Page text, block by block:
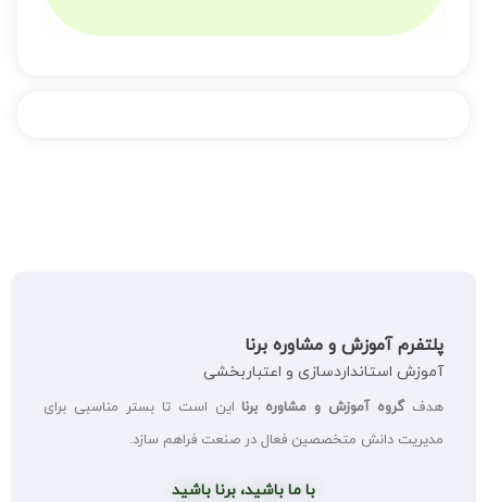
پلتفرم آموزش و مشاوره برنا
آموزش استانداردسازی و اعتباربخشی
هدفگروه آموزش و مشاوره برنا این است تا بستر مناسبی برای
مدیریت دانش متخصصین فعال در صنعت فراهم سازد.
با ما باشید، برنا باشید